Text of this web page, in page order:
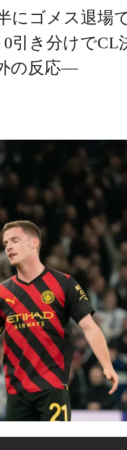
言だとわからないの
い NEW!
ｗ → 「Wソックスの動
だからすごいわ」
ださい」 俺「188人で
たことが発覚!」 NEW!
気SF作品に絶賛の声
気SF作品に絶賛の声
われた」税金の安い土
事代行サービスを開
、6年半後に戻ってき
言だとわからないの
けるのか？
間にこんなことが可
人間にこんなことが可
ャーメインのゴールを
名
にゴメス退場
引き分けでCL
の反応―